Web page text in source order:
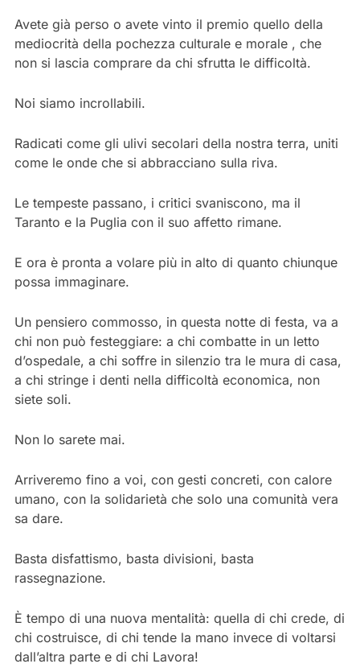
Avete già perso o avete vinto il premio quello della
mediocrità della pochezza culturale e morale , che
non si lascia comprare da chi sfrutta le difficoltà.
Noi siamo incrollabili.
Radicati come gli ulivi secolari della nostra terra, uniti
come le onde che si abbracciano sulla riva.
Le tempeste passano, i critici svaniscono, ma il
Taranto e la Puglia con il suo affetto rimane.
E ora è pronta a volare più in alto di quanto chiunque
possa immaginare.
Un pensiero commosso, in questa notte di festa, va a
chi non può festeggiare: a chi combatte in un letto
d’ospedale, a chi soffre in silenzio tra le mura di casa,
a chi stringe i denti nella difficoltà economica, non
siete soli.
Non lo sarete mai.
Arriveremo fino a voi, con gesti concreti, con calore
umano, con la solidarietà che solo una comunità vera
sa dare.
Basta disfattismo, basta divisioni, basta
rassegnazione.
È tempo di una nuova mentalità: quella di chi crede, di
chi costruisce, di chi tende la mano invece di voltarsi
dall’altra parte e di chi Lavora!